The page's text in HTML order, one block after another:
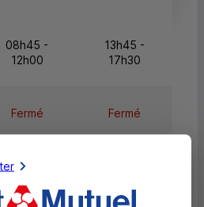
08h45 -
12h00
13h45 -
17h30
Fermé Fermé
Fermé